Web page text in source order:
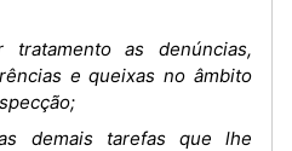
as denúncias,
e queixas no âmbito
demais tarefas que lhe